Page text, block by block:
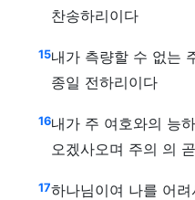
찬송하리이다
15내가 측량할 수 없는
종일 전하리이다
16내가 주 여호와의 능
오겠사오며 주의 의
17하나님이여 나를 어